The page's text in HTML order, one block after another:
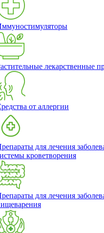
лекарственные
от аллергии
для лечения
кроветворения
для лечения